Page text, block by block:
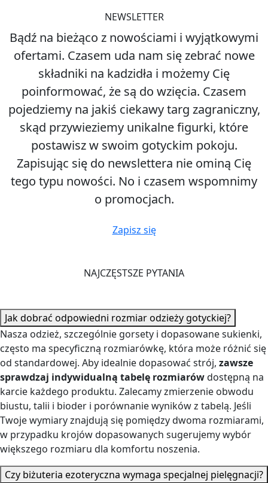
NEWSLETTER
Bądź na bieżąco z nowościami i wyjątkowymi
ofertami. Czasem uda nam się zebrać nowe
składniki na kadzidła i możemy Cię
poinformować, że są do wzięcia. Czasem
pojedziemy na jakiś ciekawy targ zagraniczny,
skąd przywieziemy unikalne figurki, które
postawisz w swoim gotyckim pokoju.
Zapisując się do newslettera nie ominą Cię
tego typu nowości. No i czasem wspomnimy
o promocjach.
Zapisz się
NAJCZĘSTSZE PYTANIA
Jak dobrać odpowiedni rozmiar odzieży gotyckiej?
Nasza odzież, szczególnie gorsety i dopasowane sukienki,
często ma specyficzną rozmiarówkę, która może różnić się
od standardowej. Aby idealnie dopasować strój, zawsze
sprawdzaj indywidualną tabelę rozmiarówdostępną na
karcie każdego produktu. Zalecamy zmierzenie obwodu
biustu, talii i bioder i porównanie wyników z tabelą. Jeśli
Twoje wymiary znajdują się pomiędzy dwoma rozmiarami,
w przypadku krojów dopasowanych sugerujemy wybór
większego rozmiaru dla komfortu noszenia.
Czy biżuteria ezoteryczna wymaga specjalnej pielęgnacji?